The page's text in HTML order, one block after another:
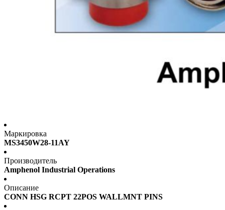
Маркировка
MS3450W28-11AY
Производитель
Amphenol Industrial Operations
Описание
CONN HSG RCPT 22POS WALLMNT PINS